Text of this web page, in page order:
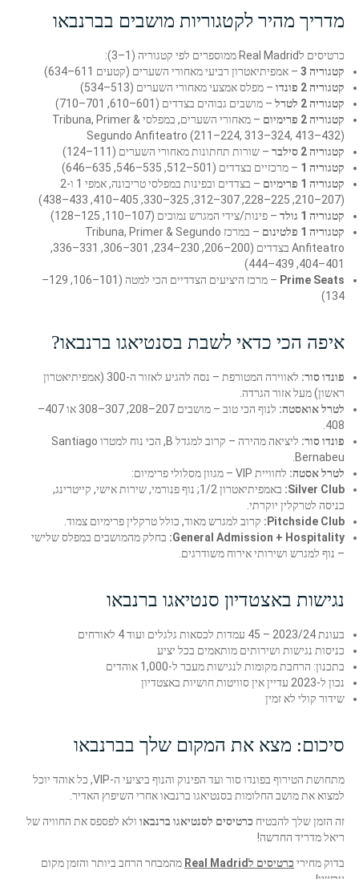
מדריך מהיר לקטגוריות מושבים בברנבאו
כרטיסים לReal Madrid ממוספרים לפי קטגוריה (1–3):
קטגוריה 3
– אמפיתיאטרון רביעי מאחורי השערים (קטעים 611–634)
קטגוריה 2 פונדו
– מפלס אמצעי מאחורי השערים (513–534)
קטגוריה 2 לטרל
– מושבים גבוהים בצדדים (601–610, 701–710)
קטגוריה 2 פרימיום
– מאחורי השערים, במפלסי Tribuna, Primer &
Segundo Anfiteatro (211–224, 313–324, 413–432)
קטגוריה 2 סילבר
– שורות תחתונות מאחורי השערים (111–124)
קטגוריה 1
– מרכזיים בצדדים (501–512, 535–546, 635–646)
קטגוריה 1 פרימיום
– בצדדים ובפינות במפלסי טריבונה, אמפי 1 ו-2
(207–210, 225–228, 307–312, 325–330, 405–410, 433–438)
קטגוריה 1 גולד
– פינות/צידי המגרש נמוכים (107–110, 125–128)
קטגוריה 1 פלטינום
– במרכז Tribuna, Primer & Segundo
Anfiteatro בצדדים (200–206, 230–234, 301–306, 331–336,
401–404, 439–444)
Prime Seats
– מרכז היציעים הצדדיים הכי למטה (101–106, 129–
134)
איפה הכי כדאי לשבת בסנטיאגו ברנבאו?
פונדו סור:
לאווירה המטורפת – נסה להגיע לאזור ה-300 (אמפיתיאטרון
ראשון) מעל אזור הגרדה.
לטרל אואסטה:
לנוף הכי טוב – מושבים 207–208, 307–308 או 407–
408.
פונדו סור:
ליציאה מהירה – קרוב למגדל B, הכי נוח למטרו Santiago
Bernabeu.
לטרל אסטה: לחוויית VIP – מגוון מסלולי פרימיום:
Silver Club:
באמפיתיאטרון 1/2; נוף פנורמי, שירות אישי, קייטרינג,
כניסה לטרקלין יוקרתי.
Pitchside Club:
קרוב למגרש מאוד, כולל טרקלין פרימיום צמוד.
General Admission + Hospitality: בחלק מהמושבים במפלס שלישי
– נוף למגרש ושירותי אירוח משודרגים.
נגישות באצטדיון סנטיאגו ברנבאו
בעונת 2023/24 – 45 עמדות לכסאות גלגלים ועוד 4 לאורחים
כניסות נגישות ושירותים מותאמים בכל יציע
בתכנון: הרחבת מקומות לנגישות מעבר ל-1,000 אוהדים
נכון ל-2023 עדיין אין סוויטות חושיות באצטדיון
שידור קולי לא זמין
סיכום: מצא את המקום שלך בברנבאו
מתחושת הטירוף בפונדו סור ועד הפינוק והנוף ביציעי ה-VIP, כל אוהד יוכל
למצוא את מושב החלומות בסנטיאגו ברנבאו אחרי השיפוץ האדיר.
זה הזמן שלך להבטיח כרטיסים לסנטיאגו ברנבאו ולא לפספס את החוויה של
ריאל מדריד החדשה!
בדוק מחירי כרטיסים לReal Madrid
מהמבחר הרחב ביותר והזמן מקום